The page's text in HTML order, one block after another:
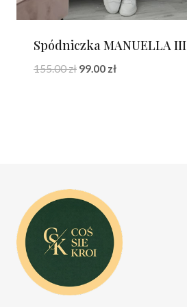
Spódniczka MANUELLA III
155.00zł Pierwotna
99.00 złAktualna